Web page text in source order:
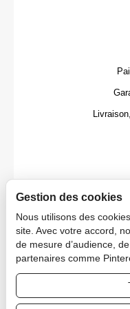
Gestion des cookies
Nous utilisons des
site. Avec votre accord,
de mesure d’audience,
partenaires comme